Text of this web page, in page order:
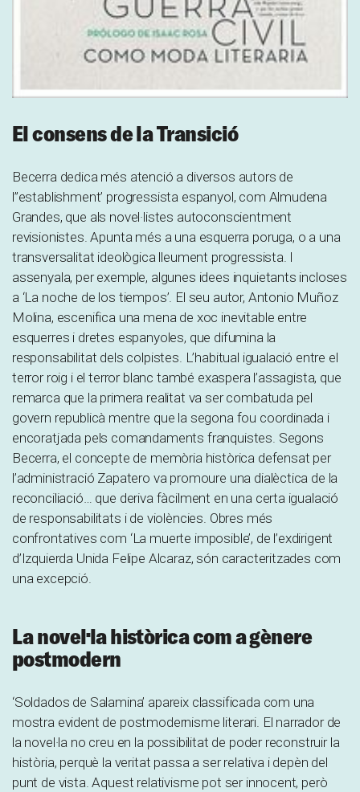
El consens de la Transició
Becerra dedica més atenció a diversos autors de
l”establishment’ progressista espanyol, com Almudena
Grandes, que als novel·listes autoconscientment
revisionistes. Apunta més a una esquerra poruga, o a una
transversalitat ideològica lleument progressista. I
assenyala, per exemple, algunes idees inquietants incloses
a ‘La noche de los tiempos’. El seu autor, Antonio Muñoz
Molina, escenifica una mena de xoc inevitable entre
esquerres i dretes espanyoles, que difumina la
responsabilitat dels colpistes. L’habitual igualació entre el
terror roig i el terror blanc també exaspera l’assagista, que
remarca que la primera realitat va ser combatuda pel
govern republicà mentre que la segona fou coordinada i
encoratjada pels comandaments franquistes. Segons
Becerra, el concepte de memòria històrica defensat per
l’administració Zapatero va promoure una dialèctica de la
reconciliació… que deriva fàcilment en una certa igualació
de responsabilitats i de violències. Obres més
confrontatives com ‘La muerte imposible’, de l’exdirigent
d’Izquierda Unida Felipe Alcaraz, són caracteritzades com
una excepció.
La novel·la històrica com a gènere
postmodern
‘Soldados de Salamina’ apareix classificada com una
mostra evident de postmodernisme literari. El narrador de
la novel·la no creu en la possibilitat de poder reconstruir la
història, perquè la veritat passa a ser relativa i depèn del
punt de vista. Aquest relativisme pot ser innocent, però